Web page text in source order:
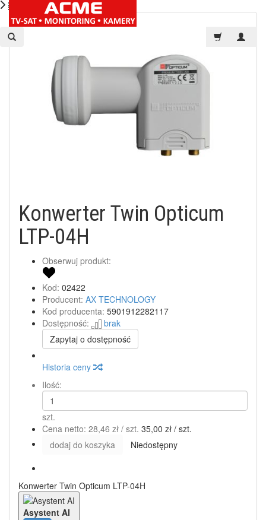
Konwerter Twin Opticum
LTP-04H
Obserwuj produkt:
Kod: 02422
Producent: AX TECHNOLOGY
Kod producenta: 5901912282117
Dostępność:
brak
Zapytaj o dostępność
Historia ceny
Ilość:
szt.
Cena netto: 28,46 zł / szt. 35,00 zł / szt.
dodaj do koszyka
Niedostępny
Konwerter Twin Opticum LTP-04H
Asystent AI